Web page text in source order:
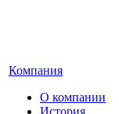
Компания
О компании
История